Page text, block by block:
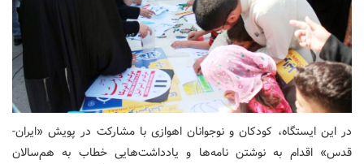
در این ایستگاه، کودکان و نوجوانان اهوازی با مشارکت در پویش «ایران-
قدس» اقدام به نوشتن نامه‌ها و یادداشت‌هایی خطاب به هم‌سالان